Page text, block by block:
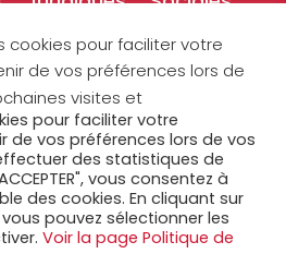
Dessins
Espace clients
MyAcora
Cookies
Plan du site
nous sur
cookies pour faciliter votre
de vos préférences lors de
visites et
pour faciliter votre
de vos préférences lors de vos
des statistiques de
vous consentez à
des cookies. En cliquant sur
pouvez sélectionner les
Voir la page Politique de